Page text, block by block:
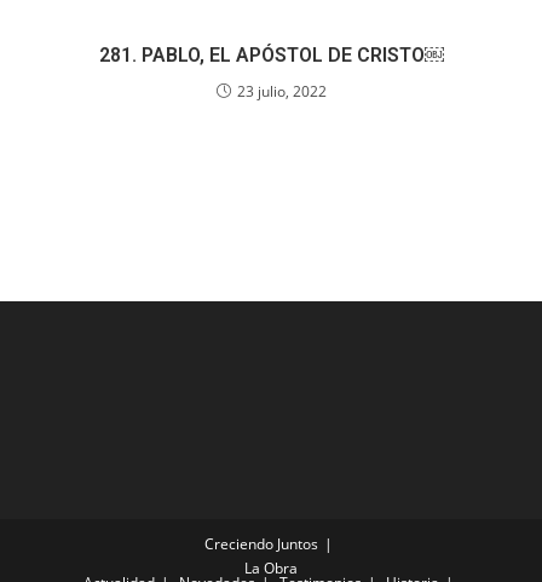
281. PABLO, EL APÓSTOL DE CRISTO￼
23 julio, 2022
Creciendo Juntos
La Obra